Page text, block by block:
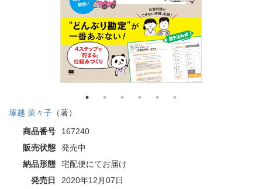
塚越 菜々子 （著）
商品番号
167240
販売状態
発売中
納品形態
宅配便にてお届け
発売日
2020年12月07日